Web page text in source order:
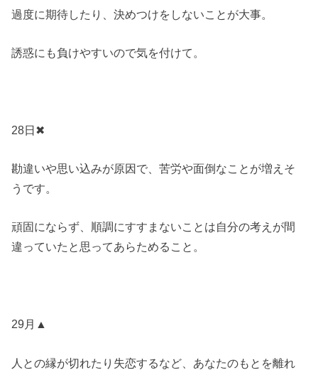
過度に期待したり、決めつけをしないことが大事。
誘惑にも負けやすいので気を付けて。
28日✖
勘違いや思い込みが原因で、苦労や面倒なことが増えそ
うです。
頑固にならず、順調にすすまないことは自分の考えが間
違っていたと思ってあらためること。
29月▲
人との縁が切れたり失恋するなど、あなたのもとを離れ